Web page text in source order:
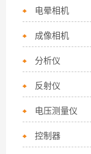
电晕相机
成像相机
分析仪
反射仪
电压测量仪
控制器